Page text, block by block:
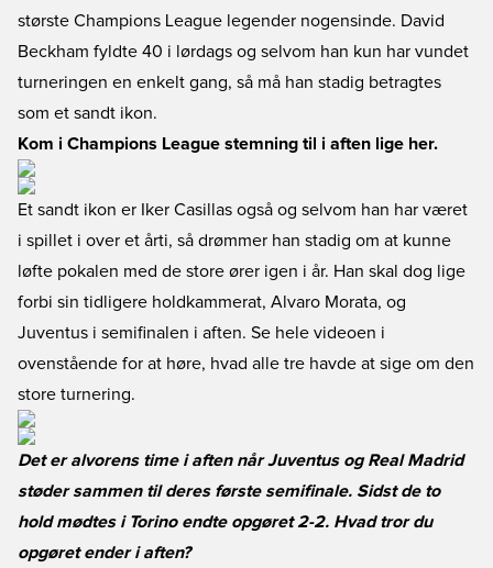
største Champions League legender nogensinde. David
Beckham fyldte 40 i lørdags og selvom han kun har vundet
turneringen en enkelt gang, så må han stadig betragtes
som et sandt ikon.
Kom i Champions League stemning til i aften lige her.
Et sandt ikon er Iker Casillas også og selvom han har været
i spillet i over et årti, så drømmer han stadig om at kunne
løfte pokalen med de store ører igen i år. Han skal dog lige
forbi sin tidligere holdkammerat, Alvaro Morata, og
Juventus i semifinalen i aften. Se hele videoen i
ovenstående for at høre, hvad alle tre havde at sige om den
store turnering.
Det er alvorens time i aften når Juventus og Real Madrid
støder sammen til deres første semifinale. Sidst de to
hold mødtes i Torino endte opgøret 2-2. Hvad tror du
opgøret ender i aften?